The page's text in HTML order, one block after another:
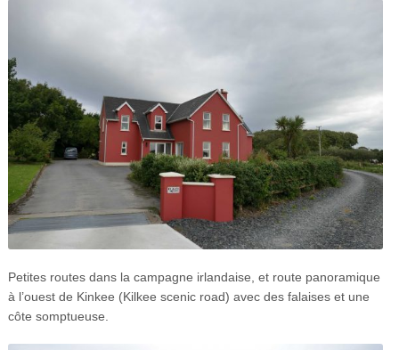
Petites routes dans la campagne irlandaise, et route panoramique
à l’ouest de Kinkee (Kilkee scenic road) avec des falaises et une
côte somptueuse.